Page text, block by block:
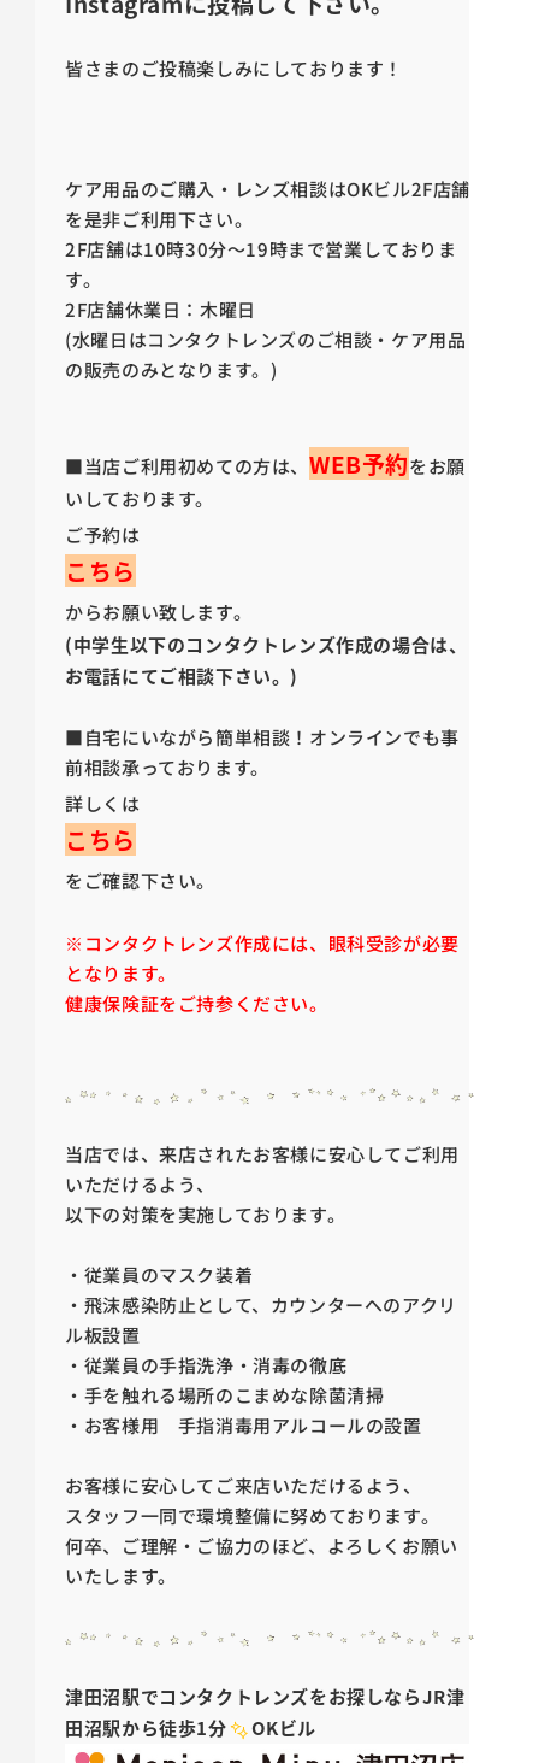
皆さまのご投稿楽しみにしております！
ケア用品のご購入・レンズ相談はOKビル2F店舗
を是非ご利用下さい。
2F店舗は10時30分～19時まで営業しておりま
す。
2F店舗休業日：木曜日
(水曜日はコンタクトレンズのご相談・ケア用品
の販売のみとなります。)
■当店ご利用初めての方は、 WEB予約をお願
いしております。
ご予約は
こちら
からお願い致します。
(中学生以下のコンタクトレンズ作成の場合は、
お電話にてご相談下さい。)
■自宅にいながら簡単相談！オンラインでも事
前相談承っております。
詳しくは
こちら
をご確認下さい。
※コンタクトレンズ作成には、眼科受診が必要
となります。
健康保険証をご持参ください。
当店では、来店されたお客様に安心してご利用
いただけるよう、
以下の対策を実施しております。
・従業員のマスク装着
・飛沫感染防止として、カウンターへのアクリ
ル板設置
・従業員の手指洗浄・消毒の徹底
・手を触れる場所のこまめな除菌清掃
・お客様用 手指消毒用アルコールの設置
お客様に安心してご来店いただけるよう、
スタッフ一同で環境整備に努めております。
何卒、ご理解・ご協力のほど、よろしくお願い
いたします。
津田沼駅でコンタクトレンズをお探しならJR津
田沼駅から徒歩1分
OKビル